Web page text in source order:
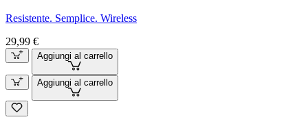
Resistente. Semplice. Wireless
29,99 €
Aggiungi al carrello
Aggiungi al carrello